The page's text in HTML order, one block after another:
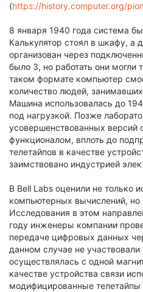
(https://history.computer.org/
8 января 1940 года система
Калькулятор стоял в шкафу, а
организован через
было 3, но работать они могли
таком формате компьютер
количество людей,
Машина использовалась до
под нагрузкой. Позже
усовершенствованных
функционалом, вплоть до
телетайпов в качестве
заимствовано индустрией
В Bell Labs оценили не только
компьютерных вычислений,
Исследования в этом
году инженеры компании
передаче цифровых данных
данном случае не
осуществлялась с одной
качестве устройства связи
модифицированные